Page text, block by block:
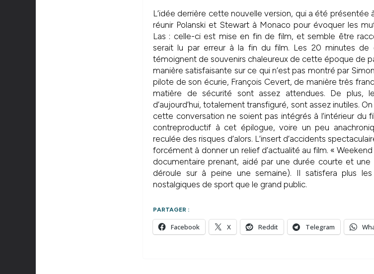
L’idée derrière cette nouvelle version, qui a été présentée
réunir Polanski et Stewart à Monaco pour évoquer les
Las : celle-ci est mise en fin de film, et semble être
serait lu par erreur à la fin du film. Les 20 minutes de
témoignent de souvenirs chaleureux de cette époque de
manière satisfaisante sur ce qui n’est pas montré par
pilote de son écurie, François Cevert, de manière très
matière de sécurité sont assez attendues. De plus,
d’aujourd’hui, totalement transfiguré, sont assez inutiles.
cette conversation ne soient pas intégrés à l’intérieur du
contreproductif à cet épilogue, voire un peu
reculée des risques d’alors. L’insert d’accidents
forcément à donner un relief d’actualité au film. «
documentaire prenant, aidé par une durée courte et
déroule sur à peine une semaine). Il satisfera plus
nostalgiques de sport que le grand public.
PARTAGER :
Facebook X Reddit Telegram